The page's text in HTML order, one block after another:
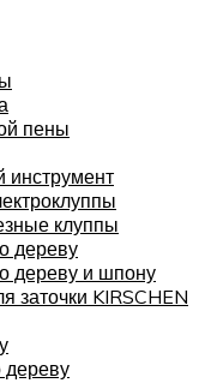
пены
инструмент
клуппы
дереву
дереву и шпону
заточки KIRSCHEN